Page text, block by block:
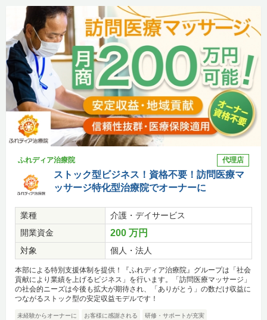
ふれディア治療院 代理店
ストック型ビジネス！資格不要！訪問医療マ
ッサージ特化型治療院でオーナーに
業種
介護・デイサービス
開業資金
200 万円
対象 個人・法人
本部による特別支援体制を提供！『ふれディア治療院』グループは「社会
貢献により業績を上げるビジネス」を行います。「訪問医療マッサージ」
の社会的ニーズは今後も拡大が期待され、「ありがとう」の数だけ収益に
つながるストック型の安定収益モデルです！
未経験からオーナーに お客様に感謝される 研修・サポートが充実